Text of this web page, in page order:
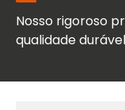
Nosso rigoroso
qualidade